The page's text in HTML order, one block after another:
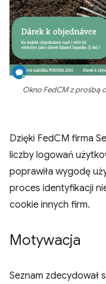
Okno FedCM z prośbą
Dzięki FedCM firma
liczby logowań
poprawiła wygodę
proces identyfikacji
cookie innych firm.
Motywacja
Seznam zdecydował